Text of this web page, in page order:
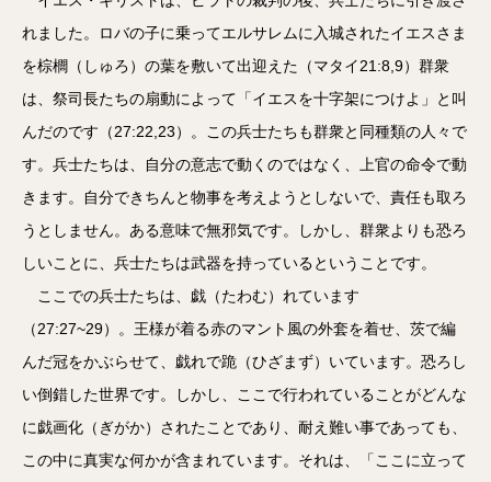
れました。ロバの子に乗ってエルサレムに入城されたイエスさま
を棕櫚（しゅろ）の葉を敷いて出迎えた（マタイ21:8,9）群衆
は、祭司長たちの扇動によって「イエスを十字架につけよ」と叫
んだのです（27:22,23）。この兵士たちも群衆と同種類の人々で
す。兵士たちは、自分の意志で動くのではなく、上官の命令で動
きます。自分できちんと物事を考えようとしないで、責任も取ろ
うとしません。ある意味で無邪気です。しかし、群衆よりも恐ろ
しいことに、兵士たちは武器を持っているということです。
ここでの兵士たちは、戯（たわむ）れています
（27:27~29）。王様が着る赤のマント風の外套を着せ、茨で編
んだ冠をかぶらせて、戯れで跪（ひざまず）いています。恐ろし
い倒錯した世界です。しかし、ここで行われていることがどんな
に戯画化（ぎがか）されたことであり、耐え難い事であっても、
この中に真実な何かが含まれています。それは、「ここに立って